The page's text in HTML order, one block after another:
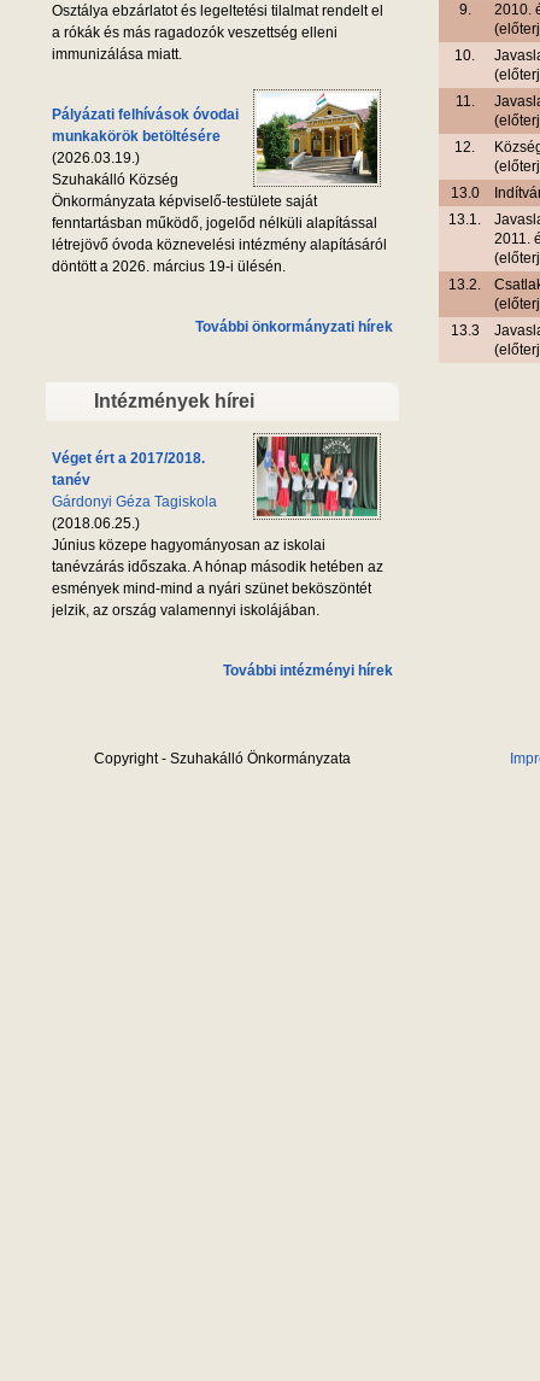
Osztálya ebzárlatot és legeltetési tilalmat rendelt el
a rókák és más ragadozók veszettség elleni
immunizálása miatt.
Pályázati felhívások óvodai
munkakörök betöltésére
(2026.03.19.)
Szuhakálló Község
Önkormányzata képviselő-testülete saját
fenntartásban működő, jogelőd nélküli alapítással
létrejövő óvoda köznevelési intézmény alapításáról
döntött a 2026. március 19-i ülésén.
További önkormányzati hírek
Intézmények hírei
Véget ért a 2017/2018.
tanév
Gárdonyi Géza Tagiskola
(2018.06.25.)
Június közepe hagyományosan az iskolai
tanévzárás időszaka. A hónap második hetében az
esmények mind-mind a nyári szünet beköszöntét
jelzik, az ország valamennyi iskolájában.
További intézményi hírek
9.
2010.
10.
11.
12.
13.0
13.1.
2011.
13.2.
13.3
Copyright - Szuhakálló Önkormányzata